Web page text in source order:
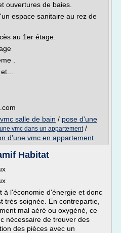
ouvertures de baies.
espace sanitaire au rez de
au 1er étage.
.
salle de bain / pose d'une
vmc dans un appartement/
d'une vmc en appartement
Habitat
à l'économie d'énergie et donc
très soignée. En contrepartie,
mal aéré ou oxygéné, ce
nécessaire de trouver des
des pièces avec un